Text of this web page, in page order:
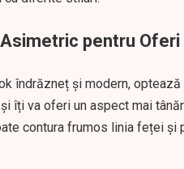
pentru Oferi
îndrăzneț și modern,
îți va oferi un aspect mai
contura frumos linia feței și